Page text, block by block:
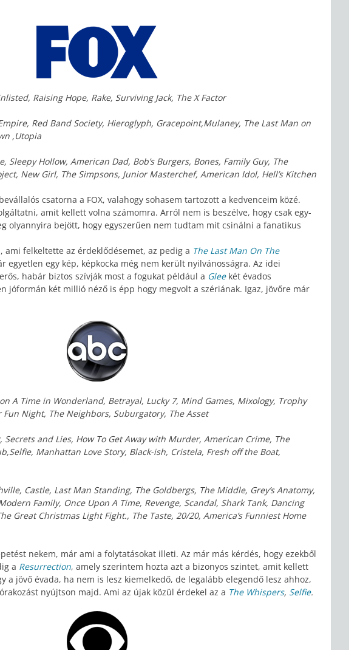
Raising Hope, Rake, Surviving Jack, The X Factor
Red Band Society, Hieroglyph, Gracepoint,Mulaney, The Last Man on
,Utopia
Sleepy Hollow, American Dad, Bob’s Burgers, Bones, Family Guy, The
New Girl, The Simpsons, Junior Masterchef, American Idol, Hell’s Kitchen
csatorna a FOX, valahogy sohasem tartozott a kedvenceim közé.
amit kellett volna számomra. Arról nem is beszélve, hogy csak egy-
olyannyira bejött, hogy egyszerűen nem tudtam mit csinálni a fanatikus
ami felkeltette az érdeklődésemet, az pedig a The Last Man On The
egyetlen egy kép, képkocka még nem került nyilvánosságra. Az idei
habár biztos szívják most a fogukat például a Gleekét évados
jóformán két millió néző is épp hogy megvolt a szériának. Igaz, jövőre már
A Time in Wonderland, Betrayal, Lucky 7, Mind Games, Mixology, Trophy
Fun Night, The Neighbors, Suburgatory, The Asset
Secrets and Lies, How To Get Away with Murder, American Crime, The
Manhattan Love Story, Black-ish, Cristela, Fresh off the Boat,
Castle, Last Man Standing, The Goldbergs, The Middle, Grey’s Anatomy,
Family, Once Upon A Time, Revenge, Scandal, Shark Tank, Dancing
Great Christmas Light Fight., The Taste, 20/20, America’s Funniest Home
nekem, már ami a folytatásokat illeti. Az már más kérdés, hogy ezekből
a Resurrection, amely szerintem hozta azt a bizonyos szintet, amit kellett
a jövő évada, ha nem is lesz kiemelkedő, de legalább elegendő lesz ahhoz,
nyújtson majd. Ami az újak közül érdekel az a The Whispers, Selfie.